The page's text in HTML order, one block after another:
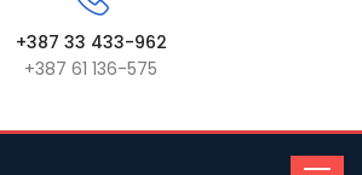
+387 33 433-962
+387 61 136-575